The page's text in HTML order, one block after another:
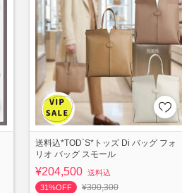
送料込*TOD`S*トッズ Di バッグ フォ
リオ バッグ スモール
¥204,500 送料込
31%OFF
¥300,300